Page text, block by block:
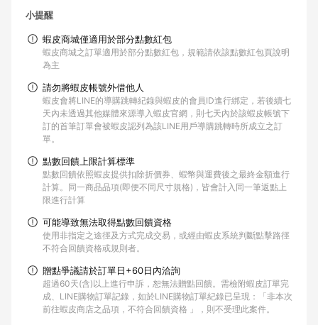
小提醒
蝦皮商城僅適用於部分點數紅包
蝦皮商城之訂單適用於部分點數紅包，規範請依該點數紅包頁說明
為主
請勿將蝦皮帳號外借他人
蝦皮會將LINE的導購跳轉紀錄與蝦皮的會員ID進行綁定，若後續七
天內未透過其他媒體來源導入蝦皮官網，則七天內於該蝦皮帳號下
訂的首筆訂單會被蝦皮認列為該LINE用戶導購跳轉時所成立之訂
單。
點數回饋上限計算標準
點數回饋依照蝦皮提供扣除折價券、蝦幣與運費後之最終金額進行
計算。同一商品品項(即便不同尺寸規格)，皆會計入同一筆返點上
限進行計算
可能導致無法取得點數回饋資格
使用非指定之途徑及方式完成交易，或經由蝦皮系統判斷點擊路徑
不符合回饋資格或規則者。
贈點爭議請於訂單日+60日內洽詢
超過60天(含)以上進行申訴，恕無法贈點回饋。需檢附蝦皮訂單完
成、LINE購物訂單記錄，如於LINE購物訂單紀錄已呈現：「非本次
前往蝦皮商店之品項，不符合回饋資格 」，則不受理此案件。